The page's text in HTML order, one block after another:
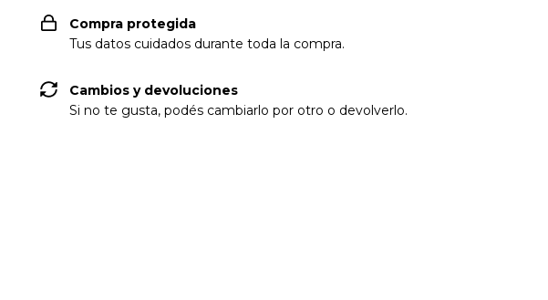
Compra protegida
Tus datos cuidados durante toda la compra.
Cambios y devoluciones
Si no te gusta, podés cambiarlo por otro o devolverlo.